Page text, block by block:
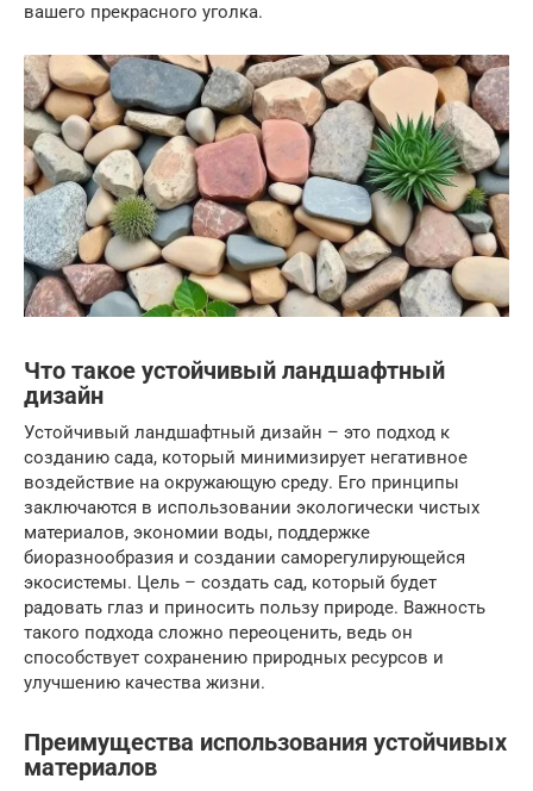
вашего прекрасного уголка.
Что такое устойчивый ландшафтный
дизайн
Устойчивый ландшафтный дизайн – это подход к
созданию сада, который минимизирует негативное
воздействие на окружающую среду. Его принципы
заключаются в использовании экологически чистых
материалов, экономии воды, поддержке
биоразнообразия и создании саморегулирующейся
экосистемы. Цель – создать сад, который будет
радовать глаз и приносить пользу природе. Важность
такого подхода сложно переоценить, ведь он
способствует сохранению природных ресурсов и
улучшению качества жизни.
Преимущества использования устойчивых
материалов